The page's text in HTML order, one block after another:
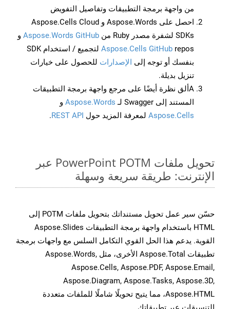
من واجهة برمجة التطبيقات وتفاصيل التفويض
احصل على Aspose.Words و Aspose.Cells Cloud
SDKs لشفرة مصدر Ruby من
Aspose.Words GitHub و
Aspose.Cells GitHub
repos لتجميع / استخدام SDK
بنفسك أو توجه إلى الإصدارات للحصول على خيارات
تنزيل بديلة.
Aألق نظرة أيضًا على مرجع واجهة برمجة التطبيقات
المستند إلى Swagger لـ
Aspose.Words و
Aspose.Cells لمعرفة المزيد حول REST API
.
تحويل ملفات PowerPoint POTM عبر
الإنترنت: طريقة سريعة وسهلة
حسّن سير عمل تحويل مستنداتك بتحويل ملفات POTM إلى
HTML باستخدام واجهة برمجة التطبيقات Aspose.Slides
القوية. يدعم هذا الحل القوي التكامل السلس مع واجهات برمجة
تطبيقات Aspose.Total الأخرى، مثل Aspose.Words,
Aspose.Cells, Aspose.PDF, Aspose.Email,
Aspose.Diagram, Aspose.Tasks, Aspose.3D,
Aspose.HTML، مما يتيح تحويلًا شاملًا للملفات متعددة